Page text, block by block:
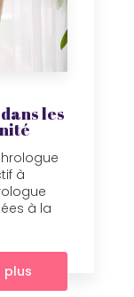
les
à
à la
plus